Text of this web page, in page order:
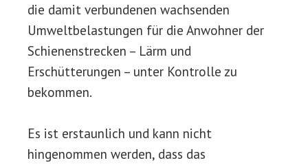
die damit verbundenen wachsenden
Umweltbelastungen für die Anwohner der
Schienenstrecken – Lärm und
Erschütterungen – unter Kontrolle zu
bekommen.
Es ist erstaunlich und kann nicht
hingenommen werden, dass das